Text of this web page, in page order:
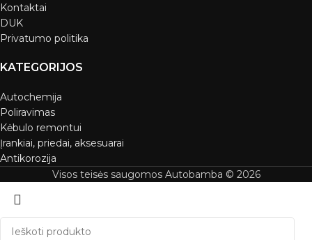
Kontaktai
DUK
Privatumo politika
KATEGORIJOS
Autochemija
Poliravimas
Kėbulo remontui
Įrankiai, priedai, aksesuarai
Antikorozija
Visos teisės saugomos Autobamba © 2026